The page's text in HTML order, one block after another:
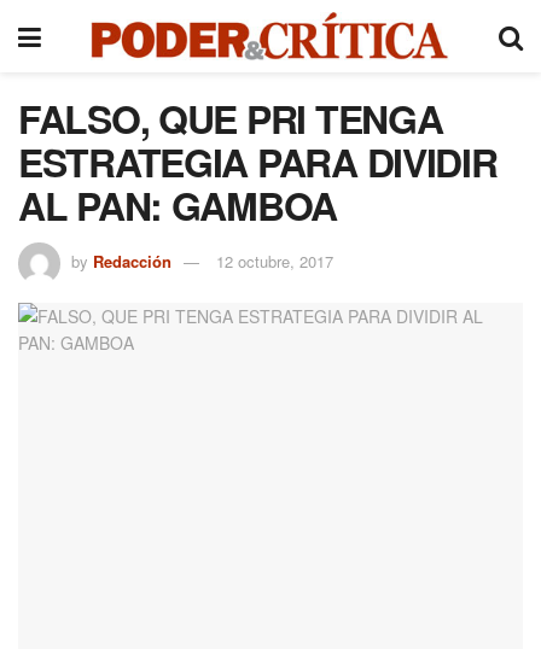
FALSO, QUE PRI TENGA
ESTRATEGIA PARA DIVIDIR
AL PAN: GAMBOA
by Redacción 12 octubre, 2017